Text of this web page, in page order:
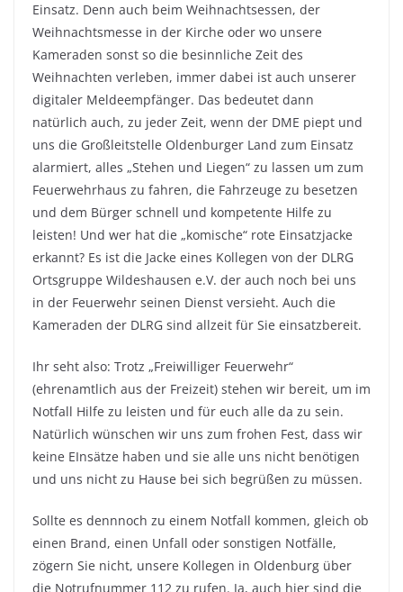
Einsatz. Denn auch beim Weihnachtsessen, der
Weihnachtsmesse in der Kirche oder wo unsere
Kameraden sonst so die besinnliche Zeit des
Weihnachten verleben, immer dabei ist auch unserer
digitaler Meldeempfänger. Das bedeutet dann
natürlich auch, zu jeder Zeit, wenn der DME piept und
uns die Großleitstelle Oldenburger Land zum Einsatz
alarmiert, alles „Stehen und Liegen“ zu lassen um zum
Feuerwehrhaus zu fahren, die Fahrzeuge zu besetzen
und dem Bürger schnell und kompetente Hilfe zu
leisten! Und wer hat die „komische“ rote Einsatzjacke
erkannt? Es ist die Jacke eines Kollegen von der DLRG
Ortsgruppe Wildeshausen e.V. der auch noch bei uns
in der Feuerwehr seinen Dienst versieht. Auch die
Kameraden der DLRG sind allzeit für Sie einsatzbereit.
Ihr seht also: Trotz „Freiwilliger Feuerwehr“
(ehrenamtlich aus der Freizeit) stehen wir bereit, um im
Notfall Hilfe zu leisten und für euch alle da zu sein.
Natürlich wünschen wir uns zum frohen Fest, dass wir
keine EInsätze haben und sie alle uns nicht benötigen
und uns nicht zu Hause bei sich begrüßen zu müssen.
Sollte es dennnoch zu einem Notfall kommen, gleich ob
einen Brand, einen Unfall oder sonstigen Notfälle,
zögern Sie nicht, unsere Kollegen in Oldenburg über
die Notrufnummer 112 zu rufen. Ja, auch hier sind die